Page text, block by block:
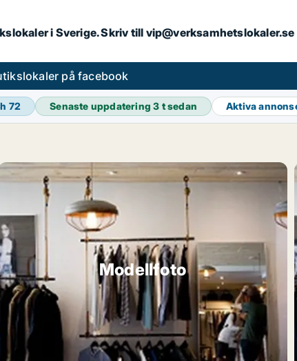
i Sverige. Skriv till
på facebook
72 Senaste uppdatering3 t sedan Aktiva
Modellfoto